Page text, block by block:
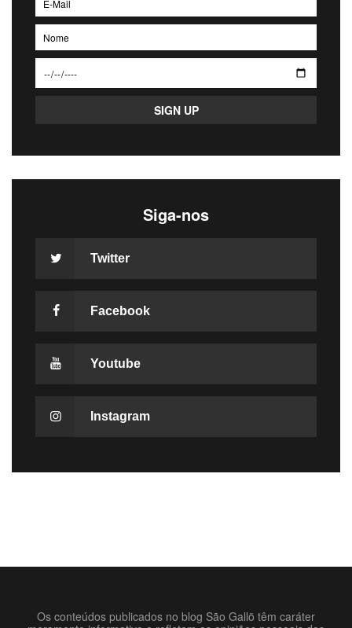
Siga-nos
Twitter
Facebook
Youtube
Instagram
Os conteúdos publicados no blog São Gallö têm caráter